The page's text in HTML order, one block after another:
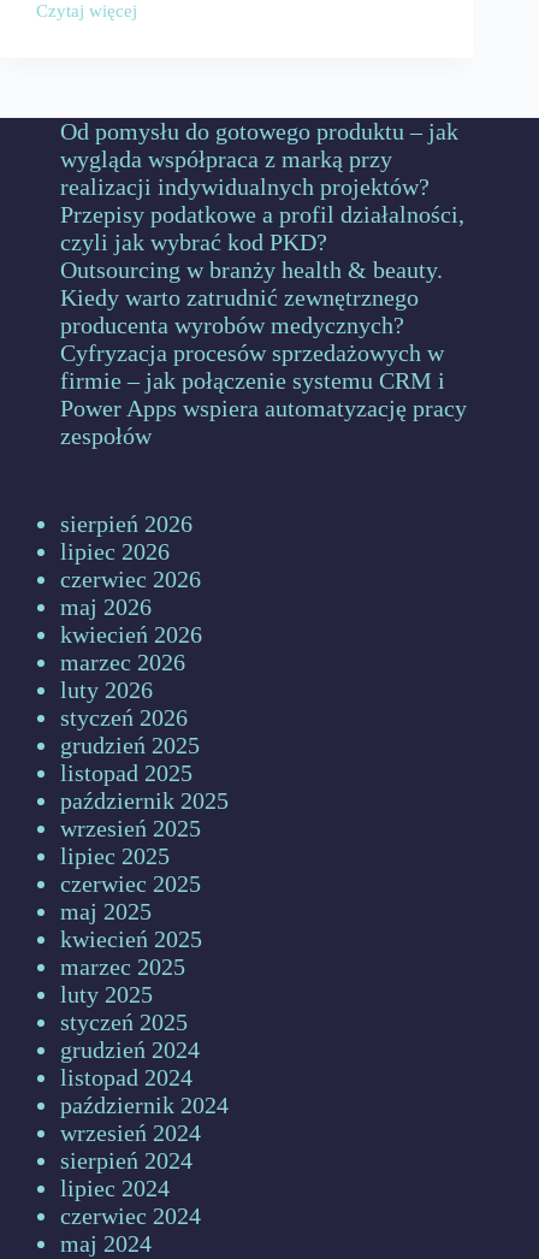
Czytaj więcej
Jaka
gospodarczej?
Od pomysłu do gotowego produktu – jak
wygląda współpraca z marką przy
realizacji indywidualnych projektów?
Przepisy podatkowe a profil działalności,
czyli jak wybrać kod PKD?
Outsourcing w branży health & beauty.
Kiedy warto zatrudnić zewnętrznego
producenta wyrobów medycznych?
Cyfryzacja procesów sprzedażowych w
firmie – jak połączenie systemu CRM i
Power Apps wspiera automatyzację pracy
zespołów
sierpień 2026
lipiec 2026
czerwiec 2026
maj 2026
kwiecień 2026
marzec 2026
luty 2026
styczeń 2026
grudzień 2025
listopad 2025
październik 2025
wrzesień 2025
lipiec 2025
czerwiec 2025
maj 2025
kwiecień 2025
marzec 2025
luty 2025
styczeń 2025
grudzień 2024
listopad 2024
październik 2024
wrzesień 2024
sierpień 2024
lipiec 2024
czerwiec 2024
maj 2024